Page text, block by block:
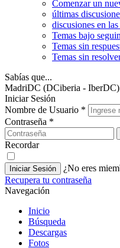
Comenzar un
últimas
discusiones en
Temas bajo
Temas sin
Temas sin
Sabías que...
MadriDC (DCiberia -
Iniciar Sesión
Nombre de Usuario *
Contraseña *
Recordar
Iniciar Sesión ¿No eres
Recupera tu contraseña
Navegación
Inicio
Búsqueda
Descargas
Fotos